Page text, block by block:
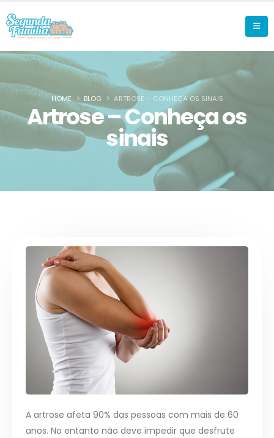
HOME BLOG ARTROSE – CONHEÇA OS SINAIS
Artrose – Conheça os
sinais
A artrose afeta 90% das pessoas com mais de 60
anos. No entanto não deve impedir que desfrute